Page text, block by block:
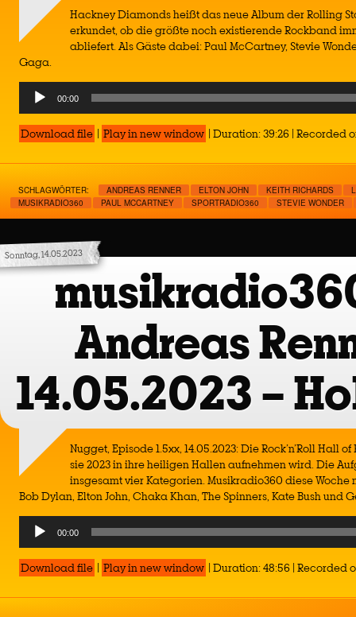
Hackney Diamonds heißt das neue Album der Rolling
erkundet, ob die größte noch existierende Rockband
abliefert. Als Gäste dabei: Paul McCartney, Stevie
Gaga.
Audio
Player
00:00
Download file | Play in new window | Duration: 39:26 | Recorded
SCHLAGWÖRTER: ANDREAS RENNER ELTON JOHN KEITH RICHARDS
MUSIKRADIO360
PAUL MCCARTNEY SPORTRADIO360 STEVIE WONDER
Sonntag, 14.05.2023
Andreas
14.05.2023 –
Nugget, Episode 1.5xx, 14.05.2023: Die Rock’n’Roll Hall
sie 2023 in ihre heiligen Hallen aufnehmen wird. Die
insgesamt vier Kategorien. Musikradio360 diese Woche
Bob Dylan, Elton John, Chaka Khan, The Spinners, Kate Bush und
Audio
Player
00:00
Download file | Play in new window | Duration: 48:56 | Recorded